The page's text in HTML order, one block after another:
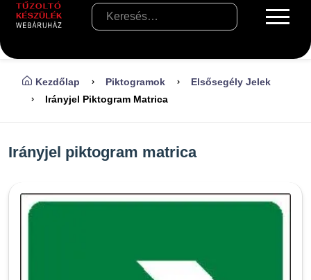
Kezdőlap Piktogramok
Elsősegély Jelek
Irányjel Piktogram Matrica
Irányjel piktogram matrica